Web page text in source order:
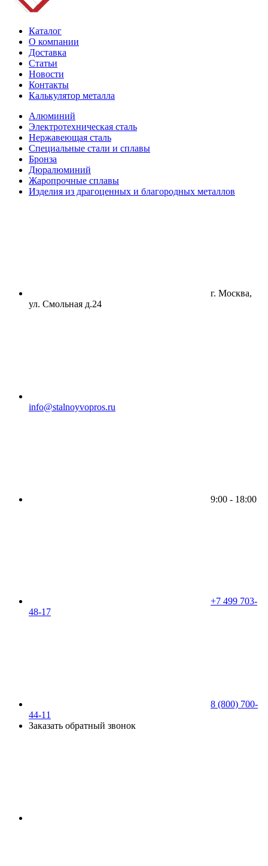
Каталог
О компании
Доставка
Статьи
Новости
Контакты
Калькулятор металла
Алюминий
Электротехническая сталь
Нержавеющая сталь
Специальные стали и сплавы
Бронза
Дюралюминий
Жаропрочные сплавы
Изделия из драгоценных и благородных металлов
г. Москва,
ул. Смольная д.24
info@stalnoyvopros.ru
9:00 - 18:00
+7 499 703-
48-17
8 (800) 700-
44-11
Заказать обратный звонок